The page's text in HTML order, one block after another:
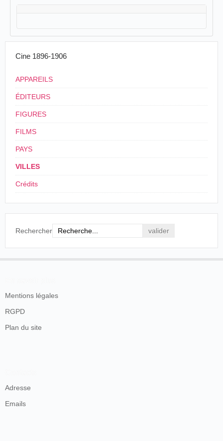
Cine 1896-1906
APPAREILS
ÉDITEURS
FIGURES
FILMS
PAYS
VILLES
Crédits
Rechercher
Mentions légales
RGPD
Plan du site
Adresse
Emails